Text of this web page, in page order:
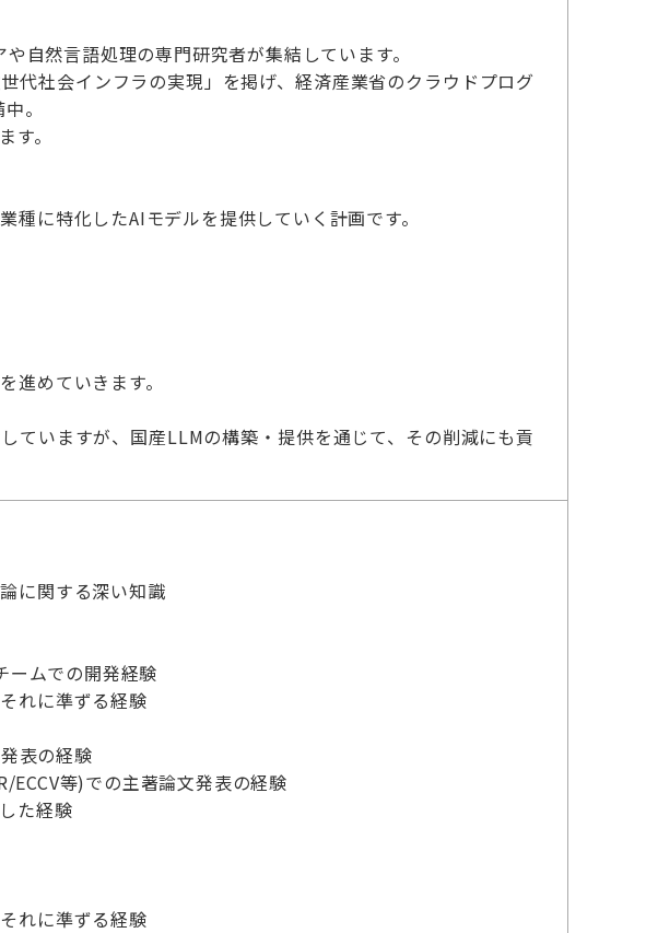
然言語処理の専門研究者が集結しています。
代社会インフラの実現」を掲げ、経済産業省のクラウドプログ
。
。
に特化したAIモデルを提供していく計画です。
進めていきます。
ていますが、国産LLMの構築・提供を通じて、その削減にも貢
に関する深い知識
ームでの開発経験
れに準ずる経験
表の経験
ECCV等)での主著論文発表の経験
た経験
れに準ずる経験